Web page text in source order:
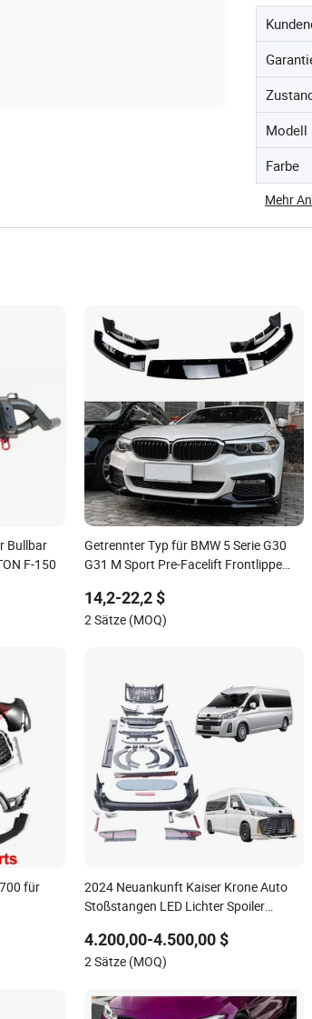
Modell
Farbe
Mehr
Bullbar
F-150
Getrennter Typ für BMW 5 Serie G30
G31 M Sport Pre-Facelift Frontlippe
Fahrzeugzubehör
14,2-22,2 $
2 Sätze (MOQ)
für
2024 Neuankunft Kaiser Krone Auto
Stoßstangen LED Lichter Spoiler
Hiace Grandia Tourer
4.200,00-4.500,00 $
2 Sätze (MOQ)